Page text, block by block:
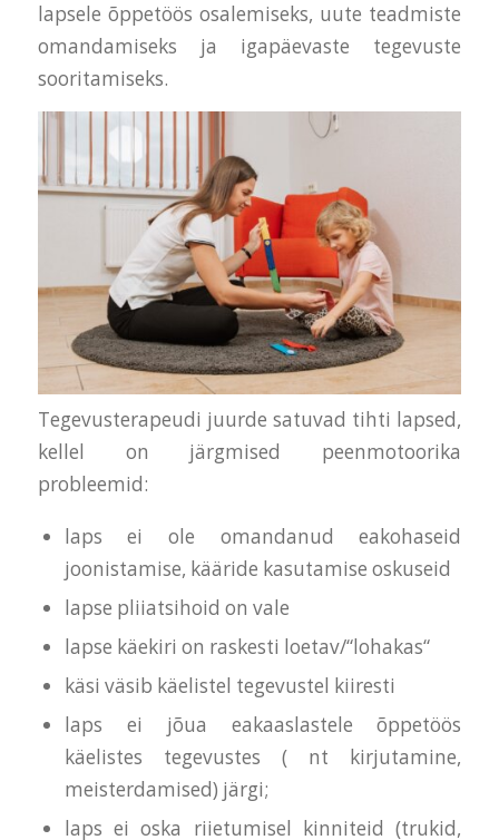
lapsele õppetöös osalemiseks, uute teadmiste
omandamiseks ja igapäevaste tegevuste
sooritamiseks.
Tegevusterapeudi juurde satuvad tihti lapsed,
kellel on järgmised peenmotoorika
probleemid:
laps ei ole omandanud eakohaseid
joonistamise, kääride kasutamise oskuseid
lapse pliiatsihoid on vale
lapse käekiri on raskesti loetav/“lohakas“
käsi väsib käelistel tegevustel kiiresti
laps ei jõua eakaaslastele õppetöös
käelistes tegevustes ( nt kirjutamine,
meisterdamised) järgi;
laps ei oska riietumisel kinniteid (trukid,